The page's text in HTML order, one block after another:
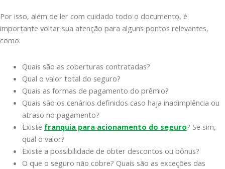
Por isso, além de ler com cuidado todo o documento, é
importante voltar sua atenção para alguns pontos relevantes,
como:
Quais são as coberturas contratadas?
Qual o valor total do seguro?
Quais as formas de pagamento do prêmio?
Quais são os cenários definidos caso haja inadimplência ou
atraso no pagamento?
Existe franquia para acionamento do seguro? Se sim,
qual o valor?
Existe a possibilidade de obter descontos ou bônus?
O que o seguro não cobre? Quais são as exceções das